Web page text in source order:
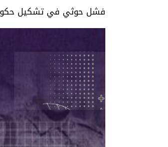
فشل حوثي في تشكيل